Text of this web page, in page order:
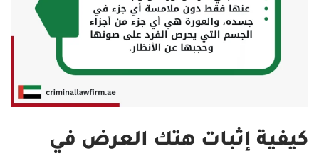
كيفية إثبات هتك العرض في